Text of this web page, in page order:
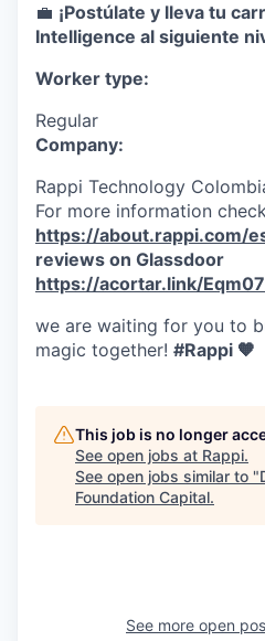
💼 ¡Postúlate y lleva tu
Intelligence al siguiente
Worker type:
Regular
Company:
Rappi Technology
For more information
https://about.rappi.com/
reviews on Glassdoor
https://acortar.link/
we are waiting for you to
magic together! #Rappi 🧡
This job is no longer
See open jobs at Rappi.
See open jobs similar to "
Foundation Capital.
See more open